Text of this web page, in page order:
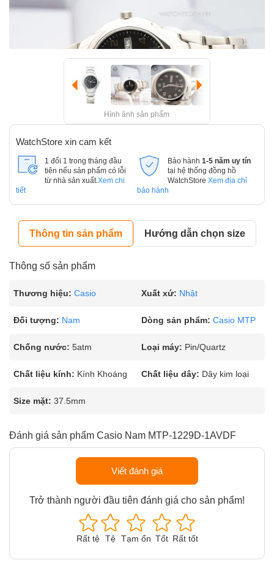
Hình ảnh sản phẩm
WatchStore xin cam kết
1 đổi 1 trong tháng đầu
tiên nếu sản phẩm có lỗi
từ nhà sản xuất. Xem chi
tiết
Bảo hành 1-5 năm uy tín
tại hệ thống đồng hồ
WatchStore Xem địa chỉ
bảo hành
Thông tin sản phẩm Hướng dẫn chọn size
Thông số sản phẩm
Thương hiệu: Casio Xuất xứ: Nhật
Đối tượng: Nam Dòng sản phẩm: Casio MTP
Chống nước: 5atm Loại máy: Pin/Quartz
Chất liệu kính: Kính Khoáng Chất liệu dây: Dây kim loại
Size mặt: 37.5mm
Đánh giá sản phẩm Casio Nam MTP-1229D-1AVDF
Viết đánh giá
Trở thành người đầu tiên đánh giá cho sản phẩm!
Rất tệ Tệ Tạm ổn Tốt Rất tốt